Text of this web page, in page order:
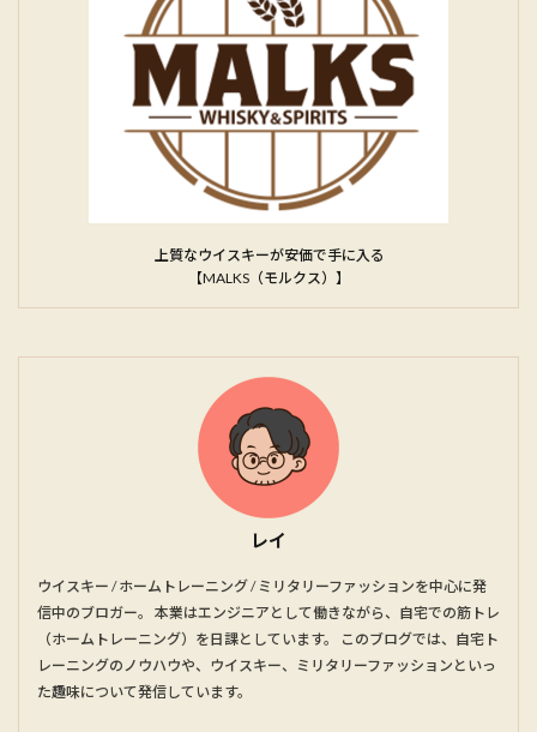
上質なウイスキーが安価で手に入る
【MALKS（モルクス）】
レイ
ウイスキー / ホームトレーニング / ミリタリーファッションを中心に発
信中のブロガー。 本業はエンジニアとして働きながら、自宅での筋トレ
（ホームトレーニング）を日課としています。 このブログでは、自宅ト
レーニングのノウハウや、ウイスキー、ミリタリーファッションといっ
た趣味について発信しています。